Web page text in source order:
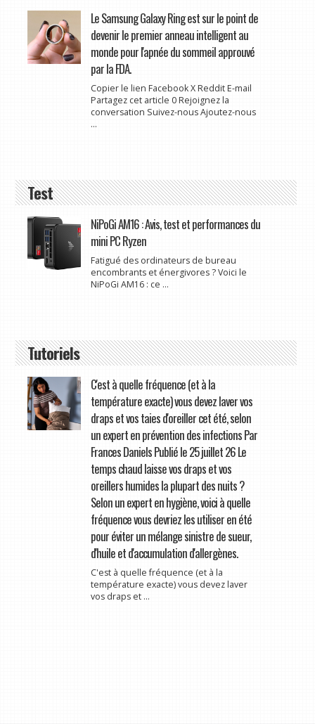
Le Samsung Galaxy Ring est sur le point de
devenir le premier anneau intelligent au
monde pour l'apnée du sommeil approuvé
par la FDA.
Copier le lien Facebook X Reddit E-mail
Partagez cet article 0 Rejoignez la
conversation Suivez-nous Ajoutez-nous
...
Test
NiPoGi AM16 : Avis, test et performances du
mini PC Ryzen
Fatigué des ordinateurs de bureau
encombrants et énergivores ? Voici le
NiPoGi AM16 : ce ...
Tutoriels
C'est à quelle fréquence (et à la
température exacte) vous devez laver vos
draps et vos taies d'oreiller cet été, selon
un expert en prévention des infections Par
Frances Daniels Publié le 25 juillet 26 Le
temps chaud laisse vos draps et vos
oreillers humides la plupart des nuits ?
Selon un expert en hygiène, voici à quelle
fréquence vous devriez les utiliser en été
pour éviter un mélange sinistre de sueur,
d'huile et d'accumulation d'allergènes.
C'est à quelle fréquence (et à la
température exacte) vous devez laver
vos draps et ...